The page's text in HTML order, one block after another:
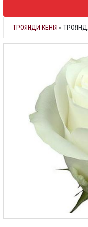
ТРОЯНДИ КЕНІЯ »